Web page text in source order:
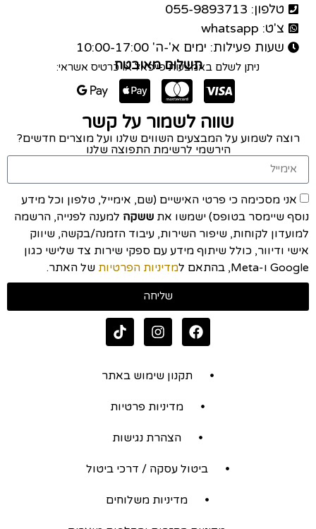
טלפון: 055-9893713
צ'ט: whatsapp
שעות פעילות: ימים א'-ה' 10:00-17:00
תשלום מאובטח
ניתן לשלם באמצעות פייפאל או כרטיס אשראי:
שווה לשמור על קשר
רוצה לשמוע על המבצעים השווים שלנו ועל מוצרים חדשים?
הירשמי לרשימת התפוצה שלנו
אני מסכימה כי פרטי האישיים (שם, אימייל, טלפון וכל מידע
נוסף שיימסר בטופס) ישמשו את ששקה למענה לפנייה, הרשמה
למועדון לקוחות, שיפור השירות, עיבוד הזמנה/בקשה, שיווק
אישי ודיוור, כולל שיתוף מידע עם ספקי שירות צד שלישי כגון
Google ו-Meta, בהתאם ל
מדיניות הפרטיות של האתר.
שליחה
תקנון שימוש באתר
מדיניות פרטיות
הצהרת נגישות
ביטול עסקה / דרכי ביטול
מדיניות משלוחים